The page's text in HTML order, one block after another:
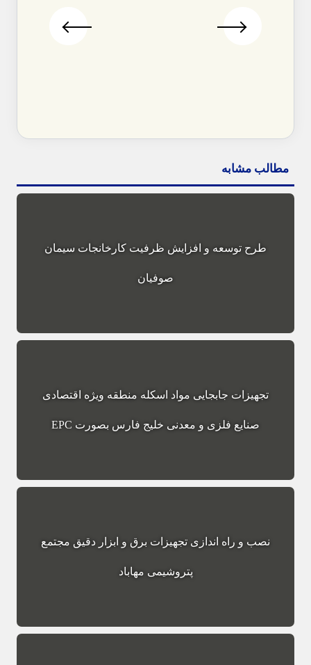
مطالب مشابه
طرح توسعه و افزایش ظرفیت کارخانجات سیمان
صوفیان
تجهیزات جابجایی مواد اسکله منطقه ویژه اقتصادی
صنایع فلزی و معدنی خلیج فارس بصورت EPC
نصب و راه اندازی تجهیزات برق و ابزار دقیق مجتمع
پتروشیمی مهاباد